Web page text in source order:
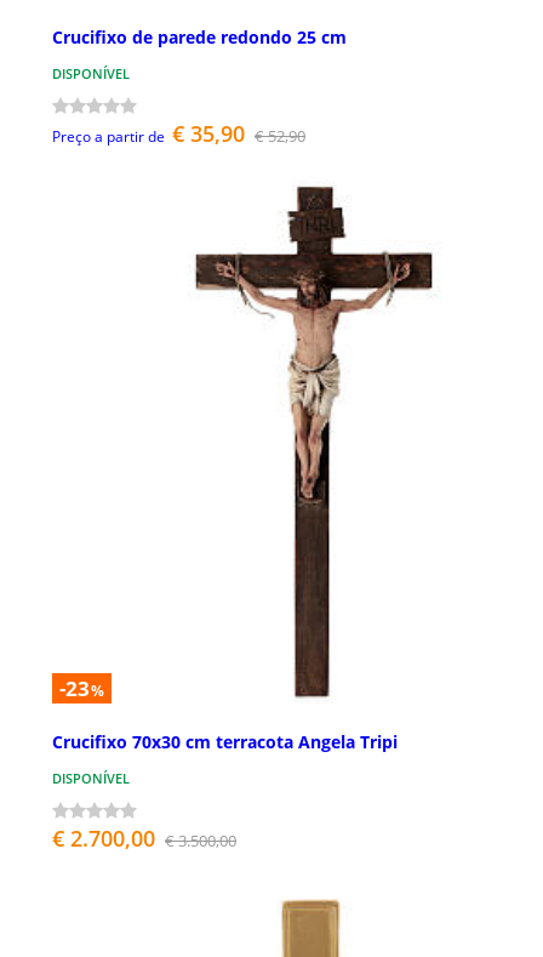
Crucifixo de parede redondo 25 cm
DISPONÍVEL
Preço a partir de € 35,90 € 52,90
-23%
Crucifixo 70x30 cm terracota Angela Tripi
DISPONÍVEL
€ 2.700,00 € 3.500,00